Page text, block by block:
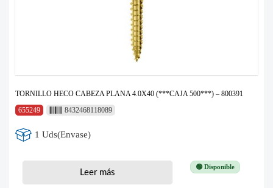
TORNILLO HECO CABEZA PLANA 4.0X40 (***CAJA 500***) – 800391
655249
8432468118089
1 Uds(Envase)
🟢 Disponible
Leer más